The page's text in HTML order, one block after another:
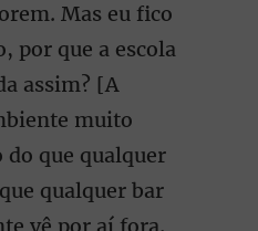
Mas eu fico
por que a escola
assim? [A
muito
que qualquer
qualquer bar